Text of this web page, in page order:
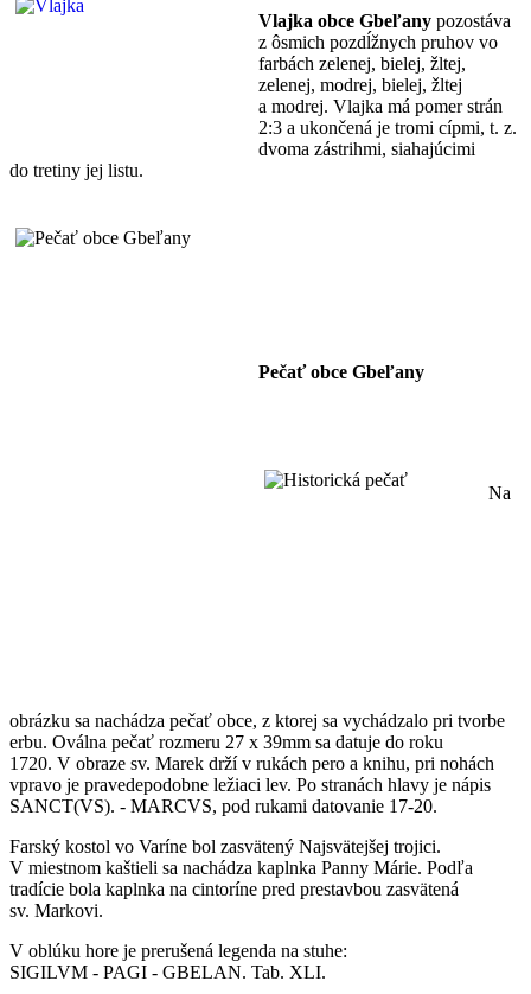
Vlajka obce Gbeľany pozostáva
z ôsmich pozdĺžnych pruhov vo
farbách zelenej, bielej, žltej,
zelenej, modrej, bielej, žltej
a modrej. Vlajka má pomer strán
2:3 a ukončená je tromi cípmi, t. z.
dvoma zástrihmi, siahajúcimi
do tretiny jej listu.
Pečať obce Gbeľany
Na
obrázku sa nachádza pečať obce, z ktorej sa vychádzalo pri tvorbe
erbu. Oválna pečať rozmeru 27 x 39mm sa datuje do roku
1720. V obraze sv. Marek drží v rukách pero a knihu, pri nohách
vpravo je pravedepodobne ležiaci lev. Po stranách hlavy je nápis
SANCT(VS). - MARCVS, pod rukami datovanie 17-20.
Farský kostol vo Varíne bol zasvätený Najsvätejšej trojici.
V miestnom kaštieli sa nachádza kaplnka Panny Márie. Podľa
tradície bola kaplnka na cintoríne pred prestavbou zasvätená
sv. Markovi.
V oblúku hore je prerušená legenda na stuhe:
SIGILVM - PAGI - GBELAN. Tab. XLI.